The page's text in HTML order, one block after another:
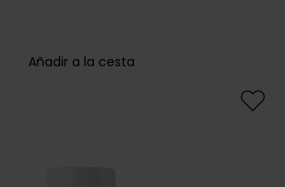
Añadir a la cesta